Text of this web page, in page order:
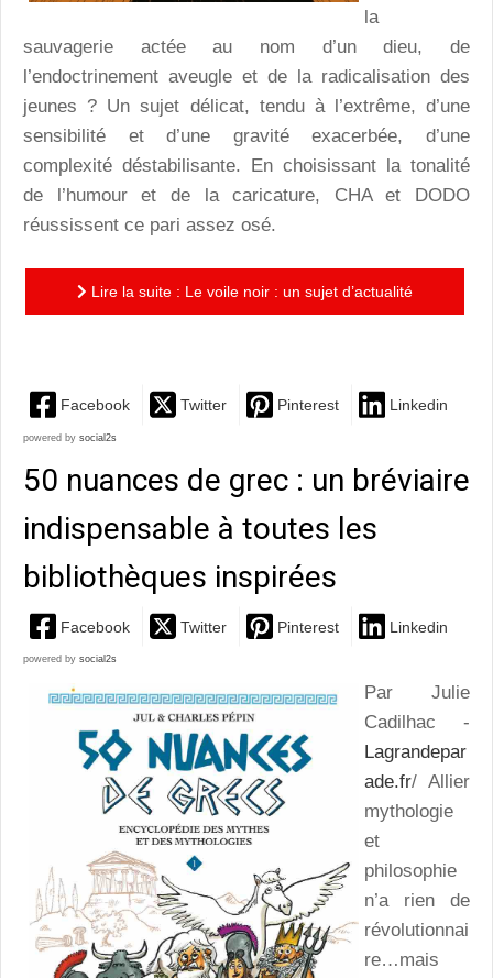
la
sauvagerie actée au nom d’un dieu, de
l’endoctrinement aveugle et de la radicalisation des
jeunes ? Un sujet délicat, tendu à l’extrême, d’une
sensibilité et d’une gravité exacerbée, d’une
complexité déstabilisante. En choisissant la tonalité
de l’humour et de la caricature, CHA et DODO
réussissent ce pari assez osé.
Lire la suite : Le voile noir : un sujet d’actualité
Facebook Twitter Pinterest Linkedin
powered by social2s
50 nuances de grec : un bréviaire
indispensable à toutes les
bibliothèques inspirées
Facebook Twitter Pinterest Linkedin
powered by social2s
Par Julie
Cadilhac -
Lagrandepar
ade.fr/ Allier
mythologie
et
philosophie
n’a rien de
révolutionnai
re…mais